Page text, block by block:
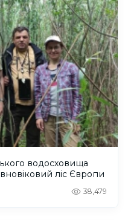
водосховища
ліс Європи
38,479